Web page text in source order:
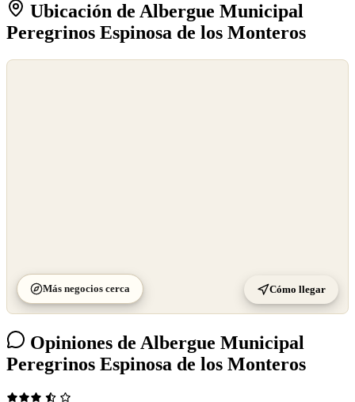
Ubicación de Albergue Municipal
Peregrinos Espinosa de los Monteros
Más negocios cerca Cómo llegar
Opiniones de Albergue Municipal
Peregrinos Espinosa de los Monteros